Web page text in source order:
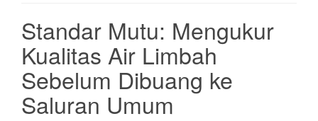
Standar Mutu: Mengukur
Kualitas Air Limbah
Sebelum Dibuang ke
Saluran Umum